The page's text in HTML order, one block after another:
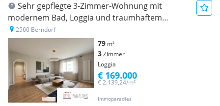
Sehr gepflegte 3-Zimmer-Wohnung mit
modernem Bad, Loggia und traumhaftem
Ausblick
2560 Berndorf
79 m²
3Zimmer
Loggia
Immoparadies
€ 2.139,24/m²
€ 169.000